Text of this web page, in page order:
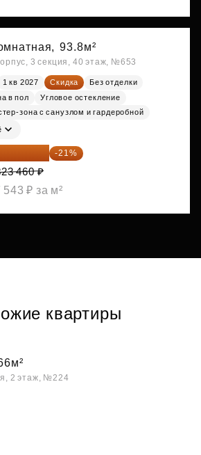
93.8м²
3 секция, 40 этаж, №653
1 кв 2027 Скидка
Без отделки
в пол
Угловое остекление
зона с санузлом и гардеробной
533 ₽ -21%
460 ₽
543 ₽ за м²
квартиры
2 этаж, №224